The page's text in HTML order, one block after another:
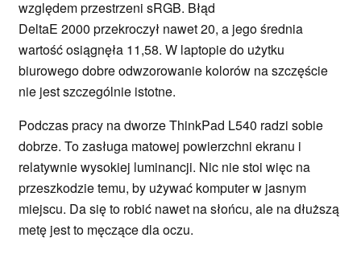
względem przestrzeni sRGB. Błąd
DeltaE 2000 przekroczył nawet 20, a jego średnia
wartość osiągnęła 11,58. W laptopie do użytku
biurowego dobre odwzorowanie kolorów na szczęście
nie jest szczególnie istotne.
Podczas pracy na dworze ThinkPad L540 radzi sobie
dobrze. To zasługa matowej powierzchni ekranu i
relatywnie wysokiej luminancji. Nic nie stoi więc na
przeszkodzie temu, by używać komputer w jasnym
miejscu. Da się to robić nawet na słońcu, ale na dłuższą
metę jest to męczące dla oczu.